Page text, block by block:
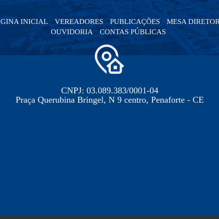
INICIAL VEREADORES PUBLICAÇÕES
MESA
OUVIDORIA
CONTAS PÚBLICAS
CNPJ: 03.089.383/0001-04
Praça Querubina Bringel, N 9 centro, Penaforte - CE